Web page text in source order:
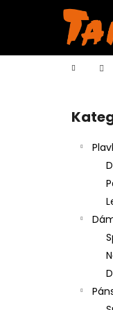
Domů
Přeskočit
í
Zpět
do
Zpět
do